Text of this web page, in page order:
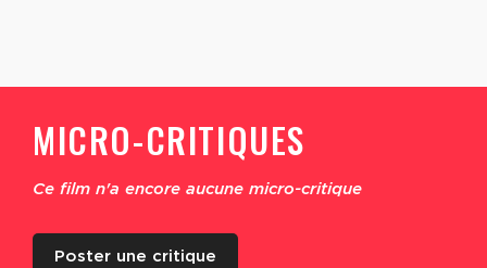
MICRO-CRITIQUES
Ce film n'a encore aucune micro-critique
Poster une critique